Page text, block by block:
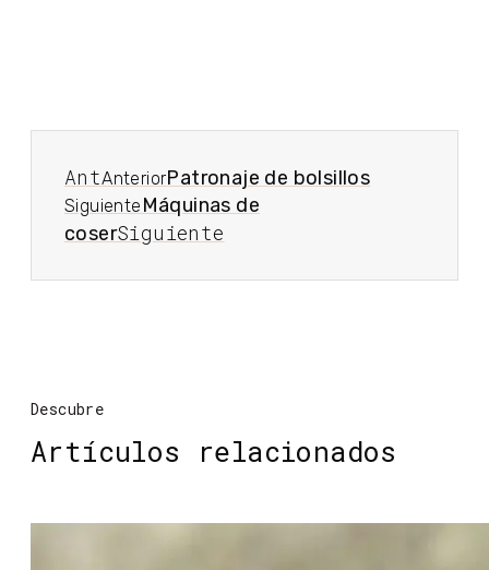
AntAnteriorPatronaje de bolsillos
Siguiente Máquinas de
coserSiguiente
Descubre
Artículos relacionados